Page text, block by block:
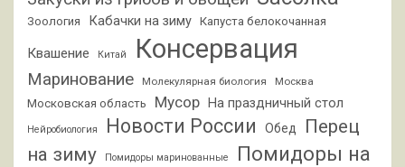
Зоология Кабачки на зиму Капуста белокочанная
Квашение Китай Консервация
Маринование Молекулярная биология Москва
Московская область Мусор На праздничный стол
Нейробиология Новости России Обед
Перец
на зиму
Помидоры маринованные
Помидоры на